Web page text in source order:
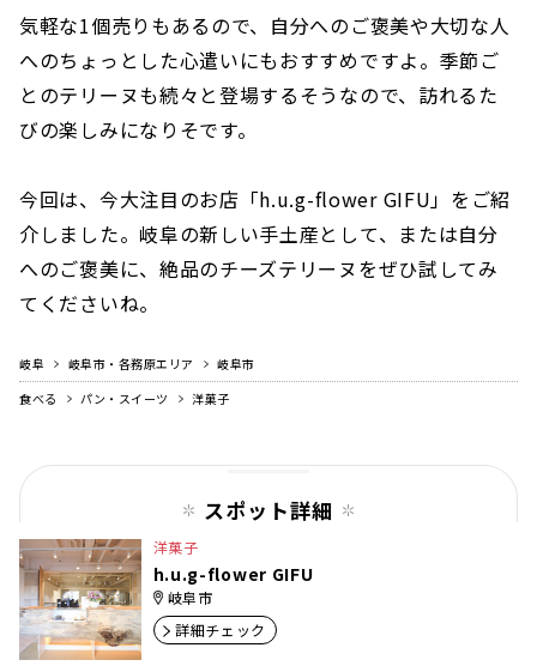
気軽な1個売りもあるので、自分へのご褒美や大切な人
へのちょっとした心遣いにもおすすめですよ。季節ご
とのテリーヌも続々と登場するそうなので、訪れるた
びの楽しみになりそです。
今回は、今大注目のお店「h.u.g-flower GIFU」をご紹
介しました。岐阜の新しい手土産として、または自分
へのご褒美に、絶品のチーズテリーヌをぜひ試してみ
てくださいね。
岐阜 岐阜市・各務原エリア
岐阜市
食べる
パン・スイーツ 洋菓子
スポット詳細
洋菓子
h.u.g-flower GIFU
岐阜市
詳細チェック